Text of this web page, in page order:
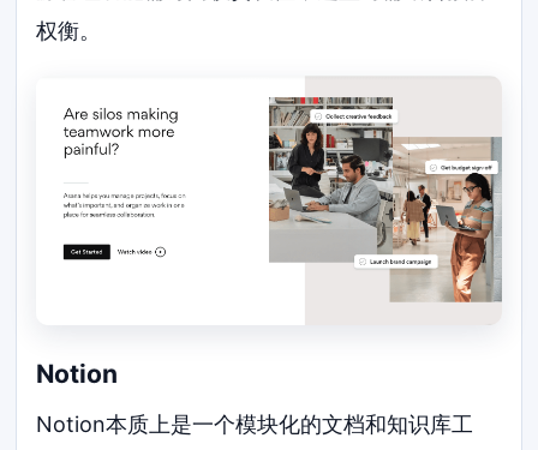
权衡。
Notion
Notion本质上是一个模块化的文档和知识库工